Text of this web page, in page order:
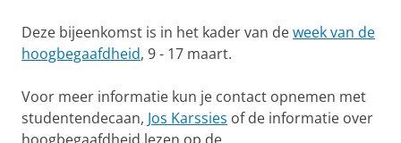
Deze bijeenkomst is in het kader van deweek van de
hoogbegaafdheid, 9 - 17 maart.
Voor meer informatie kun je contact opnemen met
studentendecaan, Jos Karssies of de informatie over